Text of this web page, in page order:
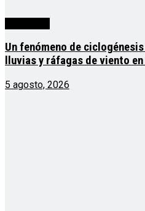
Un fenómeno de
lluvias y ráfagas de viento
5 agosto, 2026